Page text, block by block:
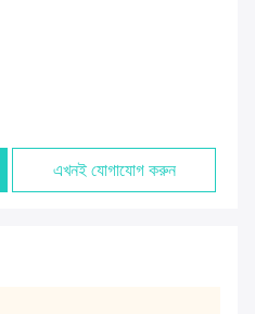
এখনই যোগাযোগ করুন